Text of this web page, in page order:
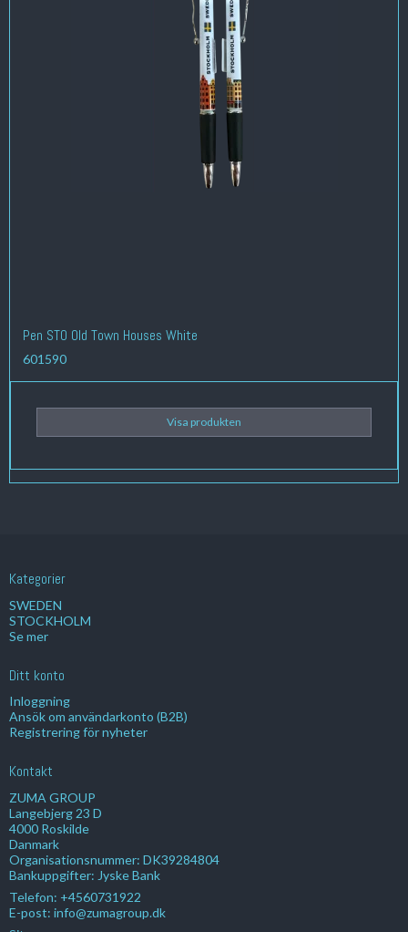
Pen STO Old Town Houses White
601590
Visa produkten
Kategorier
SWEDEN
STOCKHOLM
Se mer
Ditt konto
Inloggning
Ansök om användarkonto (B2B)
Registrering för nyheter
Kontakt
ZUMA GROUP
Langebjerg 23 D
4000 Roskilde
Danmark
Organisationsnummer: DK39284804
Bankuppgifter: Jyske Bank
Telefon: +4560731922
E-post: info@zumagroup.dk